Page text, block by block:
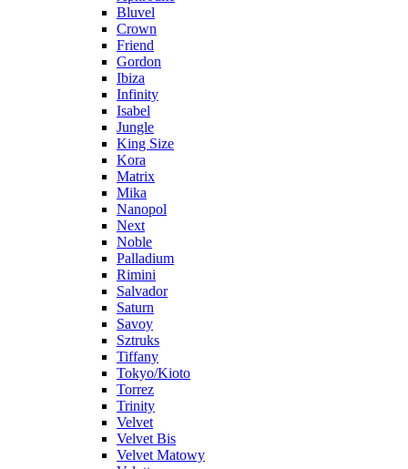
Bluvel
Crown
Friend
Gordon
Ibiza
Infinity
Isabel
Jungle
King Size
Kora
Matrix
Mika
Nanopol
Next
Noble
Palladium
Rimini
Salvador
Saturn
Savoy
Sztruks
Tiffany
Tokyo/Kioto
Torrez
Trinity
Velvet
Velvet Bis
Velvet Matowy